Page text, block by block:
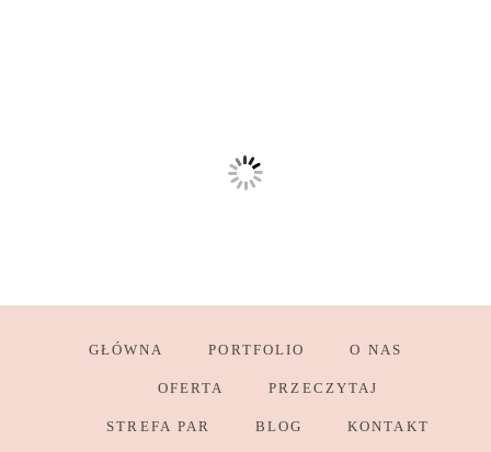
GŁÓWNA PORTFOLIO O NAS
OFERTA PRZECZYTAJ
STREFA PAR BLOG KONTAKT